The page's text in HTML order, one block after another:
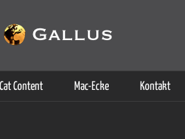
Cat Content Mac-Ecke Kontakt
Webseite erklären Sie sich
Informationen